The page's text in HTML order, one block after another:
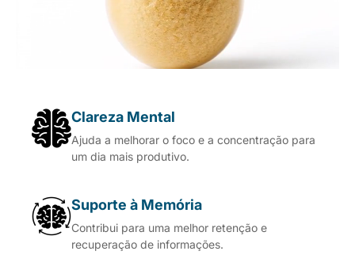
Clareza Mental
Ajuda a melhorar o foco e a concentração para
um dia mais produtivo.
Suporte à Memória
Contribui para uma melhor retenção e
recuperação de informações.